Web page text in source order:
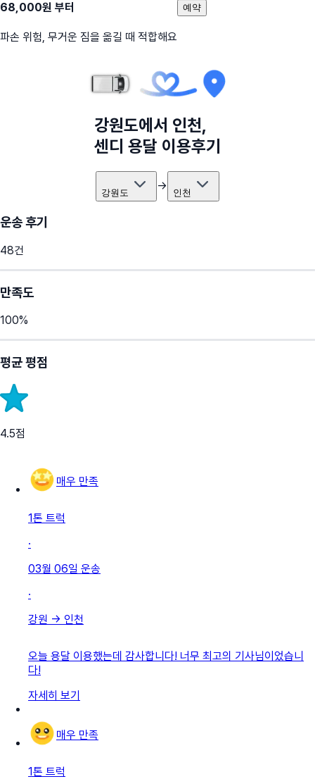
68,000원 부터
파손 위험, 무거운 짐을 옮길 때 적합해요
예약
강원도에서 인천,
센디 용달 이용후기
강원도 → 인천
운송 후기
48건
만족도
100%
평균 평점
4.5점
매우 만족
1톤 트럭
·
03월 06일 운송
·
강원 → 인천
오늘 용달 이용했는데 감사합니다! 너무 최고의 기사님이었습니
다!
자세히 보기
매우 만족
1톤 트럭